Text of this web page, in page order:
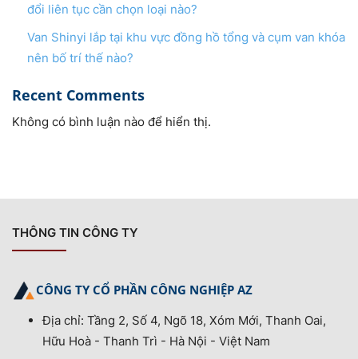
đổi liên tục cần chọn loại nào?
Van Shinyi lắp tại khu vực đồng hồ tổng và cụm van khóa
nên bố trí thế nào?
Recent Comments
Không có bình luận nào để hiển thị.
THÔNG TIN CÔNG TY
CÔNG TY CỔ PHẦN CÔNG NGHIỆP AZ
Địa chỉ: Tầng 2, Số 4, Ngõ 18, Xóm Mới, Thanh Oai,
Hữu Hoà - Thanh Trì - Hà Nội - Việt Nam